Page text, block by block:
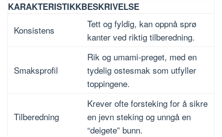
KARAKTERISTIKKBESKRIVELSE
Konsistens
Tett og fyldig, kan oppnå sprø
kanter ved riktig tilberedning.
Smaksprofil
Rik og umami-preget, med en
tydelig ostesmak som utfyller
toppingene.
Tilberedning
Krever ofte forsteking for å sikre
en jevn steking og unngå en
“deigete” bunn.